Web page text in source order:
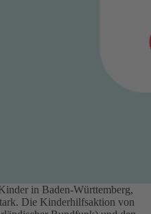
in Baden-Württemberg,
Die Kinderhilfsaktion von